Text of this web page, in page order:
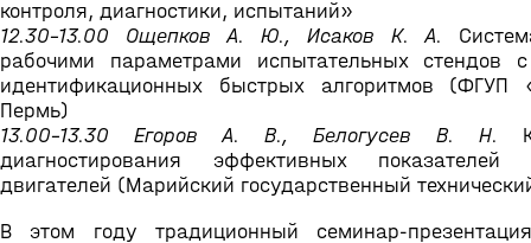
контроля, диагностики, испытаний»
12.30-13.00 Ощепков А. Ю., Исаков К. А.
рабочими параметрами испытательных стендов
идентификационных быстрых алгоритмов
Пермь)
13.00-13.30 Егоров А. В., Белогусев В. Н.
диагностирования эффективных показателей
двигателей (Марийский государственный
В этом году традиционный семинар-